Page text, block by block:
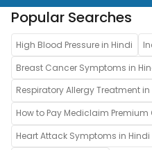
Popular Searches
High Blood Pressure in Hindi
Breast Cancer Symptoms in
Respiratory Allergy Treatment in
How to Pay Mediclaim Premium
Heart Attack Symptoms in Hindi